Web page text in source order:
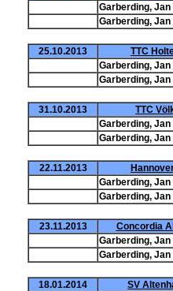
Garberding,
Garberding,
25.10.2013
TTC
Garberding,
Garberding,
31.10.2013
TTC
Garberding,
Garberding,
22.11.2013
Garberding,
Garberding,
23.11.2013
Concordia
Garberding,
Garberding,
18.01.2014
SV